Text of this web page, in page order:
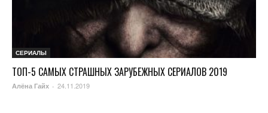
СЕРИАЛЫ
ТОП-5 САМЫХ СТРАШНЫХ ЗАРУБЕЖНЫХ СЕРИАЛОВ 2019
Алёна Гайх - 24.11.2019